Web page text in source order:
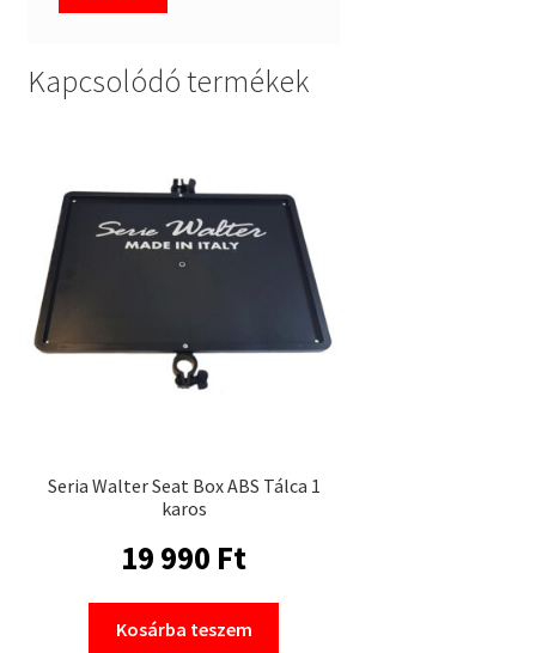
Kapcsolódó termékek
Seria Walter Seat Box ABS Tálca 1
karos
19 990 Ft
Kosárba teszem